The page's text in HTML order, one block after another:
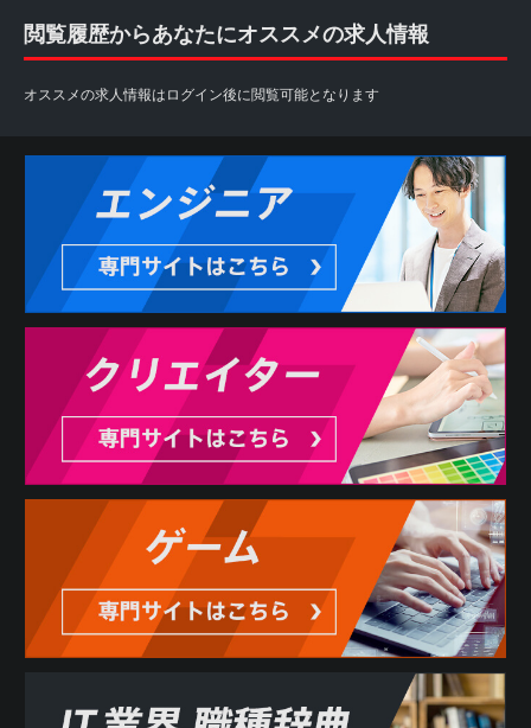
閲覧履歴からあなたにオススメの求人情報
オススメの求人情報はログイン後に閲覧可能となります